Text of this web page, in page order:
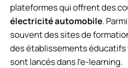
plateformes qui offrent des
électricité automobile.
souvent des sites de
des établissements
sont lancés dans l’e-learning.